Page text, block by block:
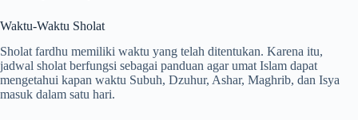
Waktu-Waktu Sholat
Sholat fardhu memiliki waktu yang telah ditentukan. Karena itu,
jadwal sholat berfungsi sebagai panduan agar umat Islam dapat
mengetahui kapan waktu Subuh, Dzuhur, Ashar, Maghrib, dan Isya
masuk dalam satu hari.